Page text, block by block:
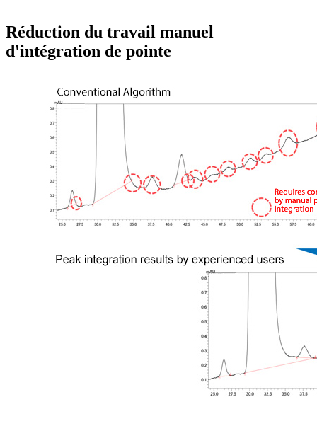
Réduction du travail manuel
d'intégration de pointe